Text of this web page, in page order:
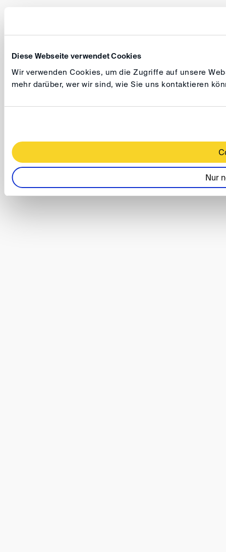
Diese Webseite verwendet Cookies
Wir verwenden Cookies, um die Zugriffe auf unsere
mehr darüber, wer wir sind, wie Sie uns kontaktieren
Nur